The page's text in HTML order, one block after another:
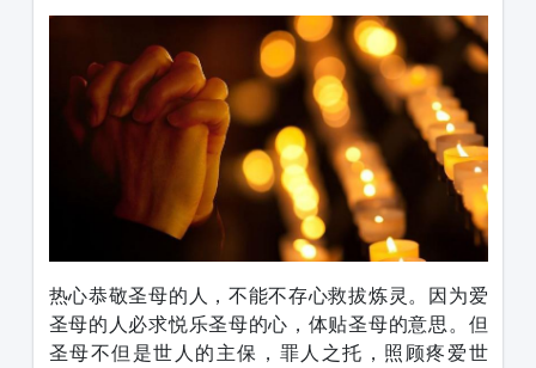
热心恭敬圣母的人，不能不存心救拔炼灵。因为爱
圣母的人必求悦乐圣母的心，体贴圣母的意思。但
圣母不但是世人的主保，罪人之托，照顾疼爱世